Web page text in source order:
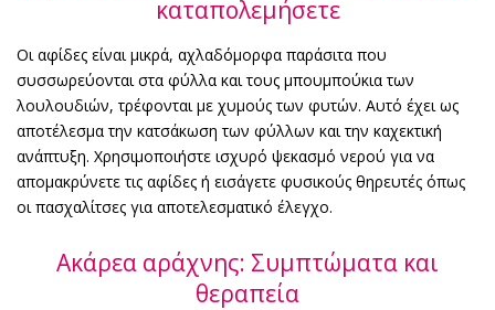
καταπολεμήσετε
Οι αφίδες είναι μικρά, αχλαδόμορφα παράσιτα που
συσσωρεύονται στα φύλλα και τους μπουμπούκια των
λουλουδιών, τρέφονται με χυμούς των φυτών. Αυτό έχει ως
αποτέλεσμα την κατσάκωση των φύλλων και την καχεκτική
ανάπτυξη. Χρησιμοποιήστε ισχυρό ψεκασμό νερού για να
απομακρύνετε τις αφίδες ή εισάγετε φυσικούς θηρευτές όπως
οι πασχαλίτσες για αποτελεσματικό έλεγχο.
Ακάρεα αράχνης: Συμπτώματα και
θεραπεία